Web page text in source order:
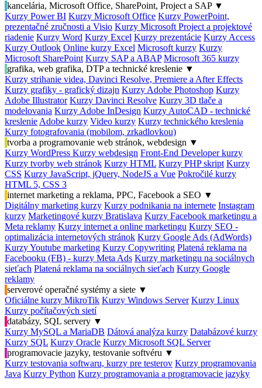
kancelária, Microsoft Office, SharePoint, Project a SAP ▼
Kurzy Power BI Kurzy Microsoft Office Kurzy PowerPoint,
prezentačné zručnosti a Visio Kurzy Microsoft Project a projektové
riadenie Kurzy Word Kurzy Excel Kurzy prezentácie Kurzy Access
Kurzy Outlook Online kurzy Excel Microsoft kurzy Kurzy
Microsoft SharePoint Kurzy SAP a ABAP Microsoft 365 kurzy
grafika, web grafika, DTP a technické kreslenie ▼
Kurzy strihanie videa, Davinci Resolve, Premiere a After Effects
Kurzy grafiky - grafický dizajn Kurzy Adobe Photoshop Kurzy
Adobe Illustrator Kurzy Davinci Resolve Kurzy 3D tlače a
modelovania Kurzy Adobe InDesign Kurzy AutoCAD - technické
kreslenie Adobe kurzy Video kurzy Kurzy technického kreslenia
Kurzy fotografovania (mobilom, zrkadlovkou)
tvorba a programovanie web stránok, webdesign ▼
Kurzy WordPress Kurzy webdesign Front-End Developer kurzy
Kurzy tvorby web stránok Kurzy HTML Kurzy PHP skript Kurzy
CSS Kurzy JavaScript, jQuery, NodeJS a Vue Pokročilé kurzy
HTML 5, CSS 3
internet marketing a reklama, PPC, Facebook a SEO ▼
Digitálny marketing kurzy Kurzy podnikania na internete Instagram
kurzy Marketingové kurzy Bratislava Kurzy Facebook marketingu a
Meta reklamy Kurzy internet a online marketingu Kurzy SEO -
optimalizácia internetových stránok Kurzy Google Ads (AdWords)
Kurzy Youtube marketing Kurzy Copywriting Platená reklama na
Facebooku (FB) - kurzy Meta Ads Kurzy marketingu na sociálnych
sieťach Platená reklama na sociálnych sieťach Kurzy Google
reklamy
serverové operačné systémy a siete ▼
Oficiálne kurzy MikroTik Kurzy Windows Server Kurzy Linux
Kurzy počítačových sietí
databázy, SQL servery ▼
Kurzy MySQL a MariaDB Dátová analýza kurzy Databázové kurzy
Kurzy SQL Kurzy Oracle Kurzy Microsoft SQL Server
programovacie jazyky, testovanie softvéru ▼
Kurzy testovania softwaru, kurzy pre testerov Kurzy programovania
Java Kurzy Python Kurzy programovania a programovacie jazyky